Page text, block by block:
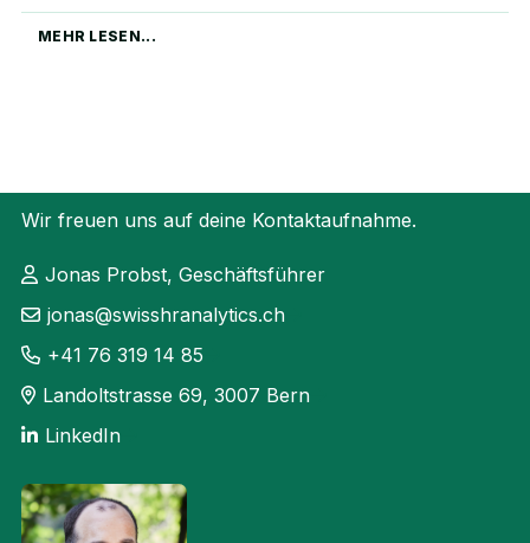
MEHR LESEN...
Wir freuen uns auf deine Kontaktaufnahme.
Jonas Probst, Geschäftsführer
jonas@swisshranalytics.ch
+41 76 319 14 85
Landoltstrasse 69, 3007 Bern
LinkedIn